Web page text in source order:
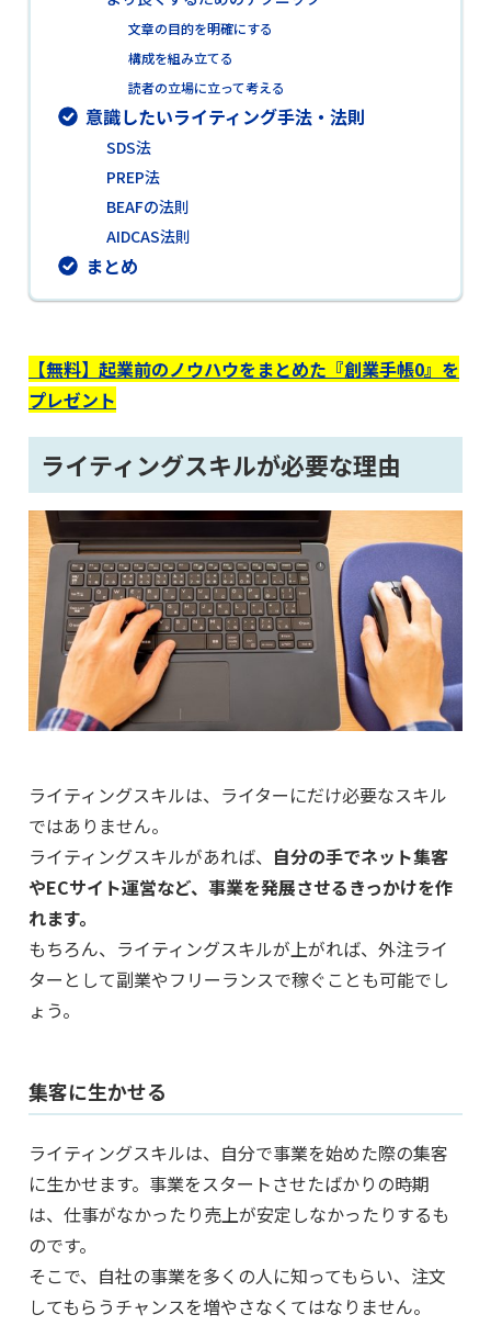
文章の目的を明確にする
構成を組み立てる
読者の立場に立って考える
意識したいライティング手法・法則
SDS法
PREP法
BEAFの法則
AIDCAS法則
まとめ
【無料】起業前のノウハウをまとめた『創業手帳0』を
プレゼント
ライティングスキルが必要な理由
ライティングスキルは、ライターにだけ必要なスキル
ではありません。
ライティングスキルがあれば、 自分の手でネット集客
やECサイト運営など、事業を発展させるきっかけを作
れます。
もちろん、ライティングスキルが上がれば、外注ライ
ターとして副業やフリーランスで稼ぐことも可能でし
ょう。
集客に生かせる
ライティングスキルは、自分で事業を始めた際の集客
に生かせます。事業をスタートさせたばかりの時期
は、仕事がなかったり売上が安定しなかったりするも
のです。
そこで、自社の事業を多くの人に知ってもらい、注文
してもらうチャンスを増やさなくてはなりません。